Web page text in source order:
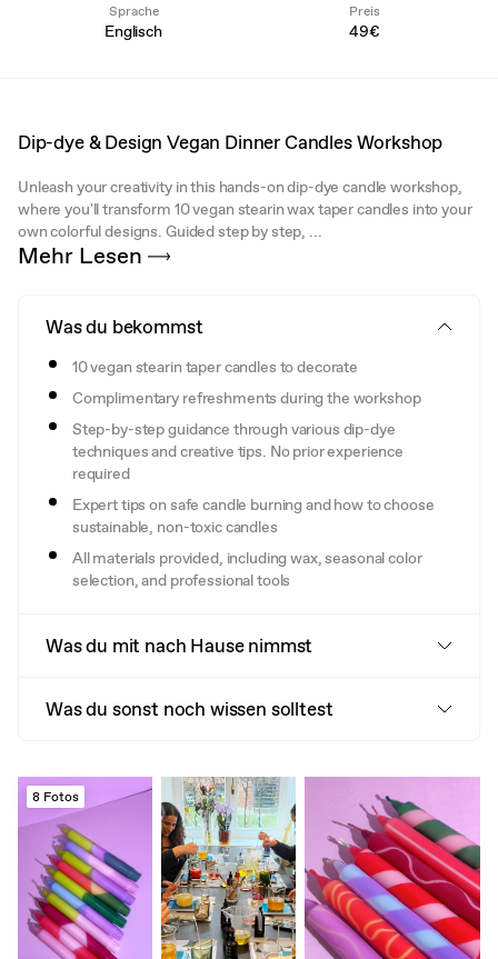
Sprache
Englisch
Preis
49€
Dip-dye & Design Vegan Dinner Candles Workshop
Unleash your creativity in this hands-on dip-dye candle workshop,
where you'll transform 10 vegan stearin wax taper candles into your
own colorful designs. Guided step by step, ...
Mehr Lesen
Was du bekommst
10 vegan stearin taper candles to decorate
Complimentary refreshments during the workshop
Step-by-step guidance through various dip-dye
techniques and creative tips. No prior experience
required
Expert tips on safe candle burning and how to choose
sustainable, non-toxic candles
All materials provided, including wax, seasonal color
selection, and professional tools
Was du mit nach Hause nimmst
Was du sonst noch wissen solltest
8 Fotos